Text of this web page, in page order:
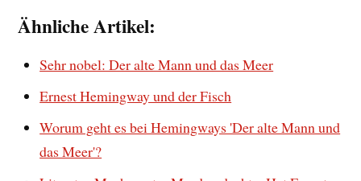
Ähnliche Artikel:
Sehr nobel: Der alte Mann und das Meer
Ernest Hemingway und der Fisch
Worum geht es bei Hemingways 'Der alte Mann und
das Meer'?